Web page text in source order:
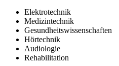
Elektrotechnik
Medizintechnik
Gesundheitswissenschaften
Hörtechnik
Audiologie
Rehabilitation